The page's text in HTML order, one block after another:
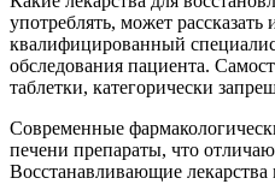
употреблять, может рассказать
квалифицированный
обследования пациента.
таблетки, категорически
Современные
печени препараты, что
Восстанавливающие